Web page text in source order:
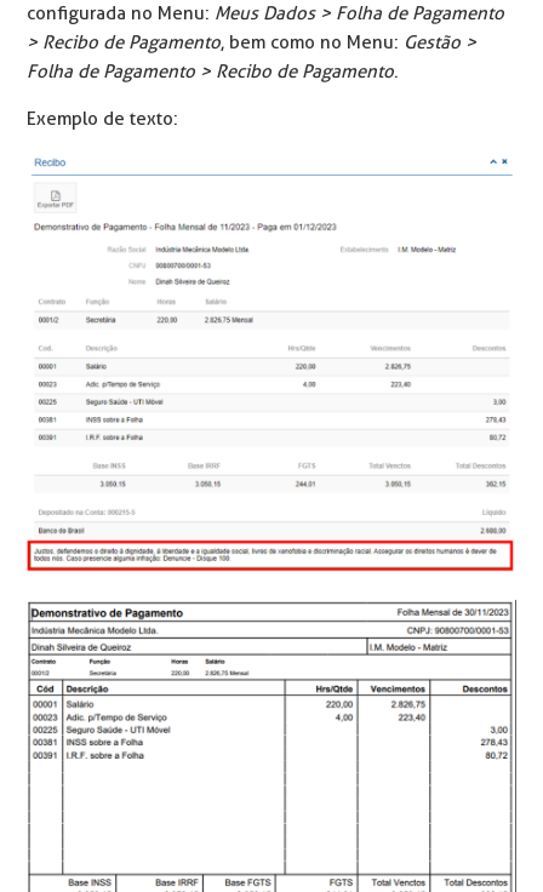
configurada no Menu: Meus Dados > Folha de Pagamento
> Recibo de Pagamento, bem como no Menu: Gestão >
Folha de Pagamento > Recibo de Pagamento.
Exemplo de texto: